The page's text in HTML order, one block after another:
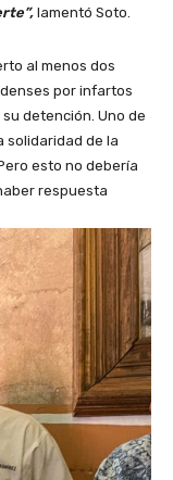
lamentó Soto.
al menos dos
por infartos
detención. Uno de
solidaridad de la
esto no debería
respuesta